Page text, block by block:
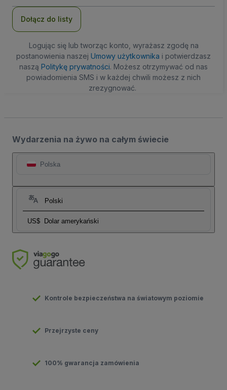
Dołącz do listy
Logując się lub tworząc konto, wyrażasz zgodę na
postanowienia naszej Umowy użytkownika i potwierdzasz
naszą Politykę prywatności. Możesz otrzymywać od nas
powiadomienia SMS i w każdej chwili możesz z nich
zrezygnować.
Wydarzenia na żywo na całym świecie
Polska
Polski
US$ Dolar amerykański
Kontrole bezpieczeństwa na światowym poziomie
Przejrzyste ceny
100% gwarancja zamówienia